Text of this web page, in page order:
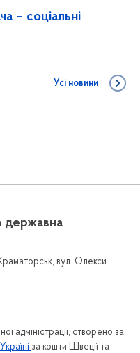
– соціальні
Усі новини
державна
вул. Олекси
адміністрації, створено за
за кошти Швеції та